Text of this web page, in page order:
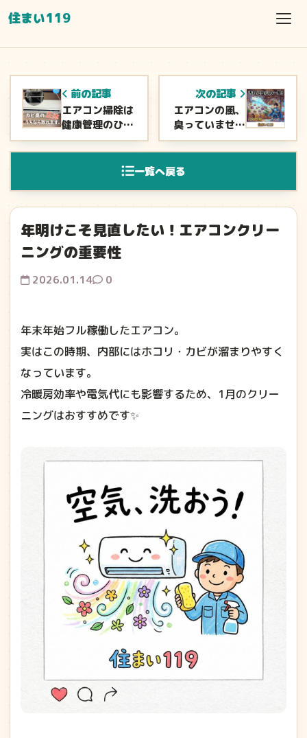
住まい119
前の記事
エアコン掃除は
健康管理のひと
つです
一覧へ戻る
次の記事
エアコンの風、
臭っていません
か？原因は内部
のカビかも
年明けこそ見直したい！エアコンクリー
ニングの重要性
2026.01.14 0
年末年始フル稼働したエアコン。
実はこの時期、内部にはホコリ・カビが溜まりやすく
なっています。
冷暖房効率や電気代にも影響するため、1月のクリー
ニングはおすすめです✨